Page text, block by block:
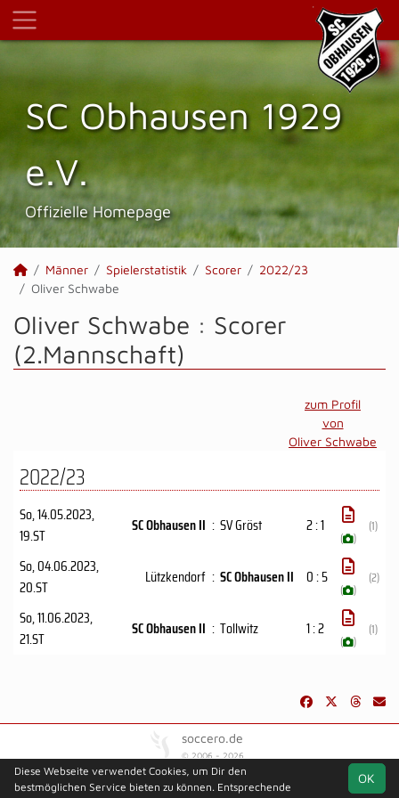
SC Obhausen 1929
e.V.
Offizielle Homepage
Männer Spielerstatistik Scorer
2022/23
Oliver Schwabe
Oliver Schwabe : Scorer
(2.Mannschaft)
zum Profil
von
Oliver Schwabe
2022/23
So, 14.05.2023,
19.ST
SC Obhausen II : SV Gröst 2 : 1
( )
(1)
So, 04.06.2023,
20.ST
Lützkendorf : SC Obhausen II 0 : 5
( )
(2)
So, 11.06.2023,
21.ST
SC Obhausen II : Tollwitz 1 : 2
( )
(1)
soccero.de
© 2006 - 2026
Besucherstatistik Kontakt Impressum
Geburtstage
OK
Diese Webseite verwendet Cookies, um Dir den
bestmöglichen Service bieten zu können. Entsprechende